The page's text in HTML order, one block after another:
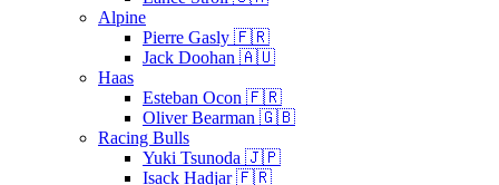
Alpine
Pierre Gasly 🇫🇷
Jack Doohan 🇦🇺
Haas
Esteban Ocon 🇫🇷
Oliver Bearman 🇬🇧
Racing Bulls
Yuki Tsunoda 🇯🇵
Isack Hadjar 🇫🇷